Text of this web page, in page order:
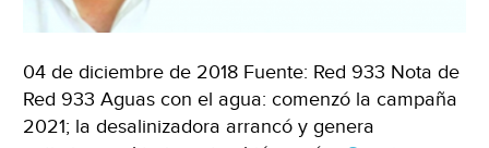
04 de diciembre de 2018 Fuente: Red 933 Nota de
Red 933 Aguas con el agua: comenzó la campaña
2021; la desalinizadora arrancó y genera